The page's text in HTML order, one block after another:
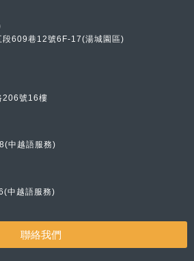
段609巷12號6F-17(湯城園區)
206號16樓
中越語服務)
中越語服務)
聯絡我們